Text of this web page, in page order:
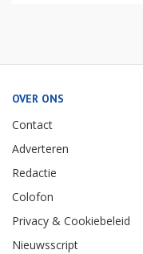
OVER ONS
Contact
Adverteren
Redactie
Colofon
Privacy & Cookiebeleid
Nieuwsscript